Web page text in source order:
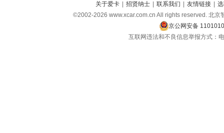
关于爱卡 招贤纳士 联系我们 友情链接
©2002-2026 www.xcar.com.cn All rights reserved. 北京
京公网安备
互联网违法和不良信息举报方式：